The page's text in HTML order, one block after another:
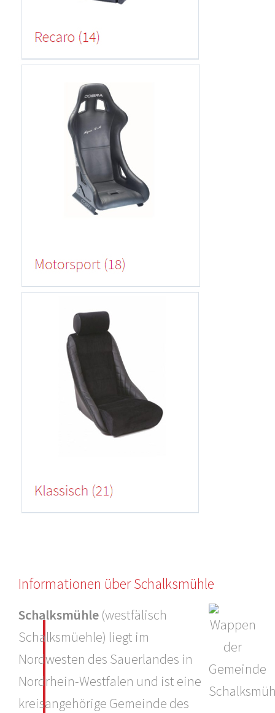
Informationen über Schalksmühle
Schalksmühle (westfälisch
Schalksmüehle) liegt im
Nordwesten des Sauerlandes in
Nordrhein-Westfalen und ist eine
kreisangehörige Gemeinde des